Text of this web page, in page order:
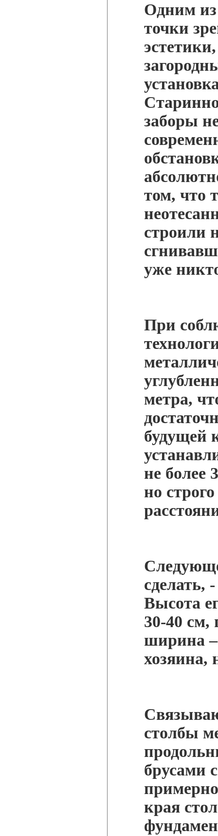
Одним из
точки
заборы
том, что
строили
уже
При
метра,
будущей
не более
но
сделать,
Высота
30-40 см,
ширина –
хозяина,
столбы
брусами
края